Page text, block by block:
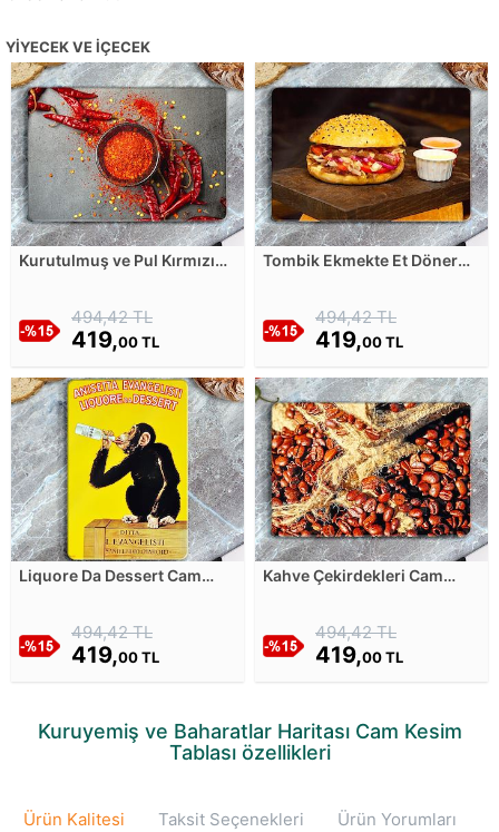
YIYECEK VE İÇECEK
Kurutulmuş ve Pul Kırmızı
494,42 TL
419,00 TL
Tombik Ekmekte Et Döner
494,42 TL
419,00 TL
Liquore Da Dessert Cam
494,42 TL
419,00 TL
Kahve Çekirdekleri Cam
494,42 TL
419,00 TL
Kuruyemiş ve Baharatlar Haritası Cam Kesim
Tablası özellikleri
Ürün Kalitesi Taksit Seçenekleri Ürün Yorumları